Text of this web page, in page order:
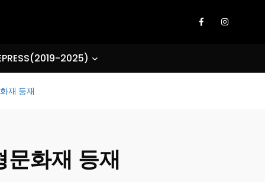
2025)
재 등재
화재 등재